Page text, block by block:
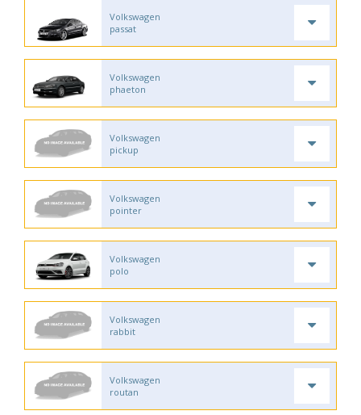
Volkswagen
passat
Volkswagen
phaeton
Volkswagen
pickup
Volkswagen
pointer
Volkswagen
polo
Volkswagen
rabbit
Volkswagen
routan